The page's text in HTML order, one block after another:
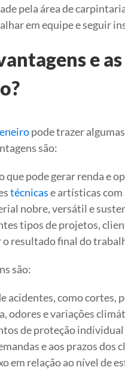
pela área de
em equipe e seguir
e
pode trazer
são:
que pode gerar renda e
técnicase artísticas com
nobre, versátil e
tipos de projetos,
o resultado final do
são:
acidentes, como cortes,
odores e variações
de proteção
e aos prazos dos
em relação ao nível de